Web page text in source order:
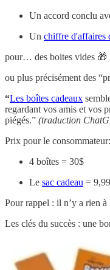
Un accord conclu
Un chiffre d'affaires
pour… des boites vides 🎁
ou plus précisément des
“Les boîtes cadeaux
regardant vos amis et vos
piégés.” (traduction
Prix pour le consommateur:
4 boîtes = 30$
Le sac cadeau =
Pour rappel : il n’y a rien à
Les clés du succès : une